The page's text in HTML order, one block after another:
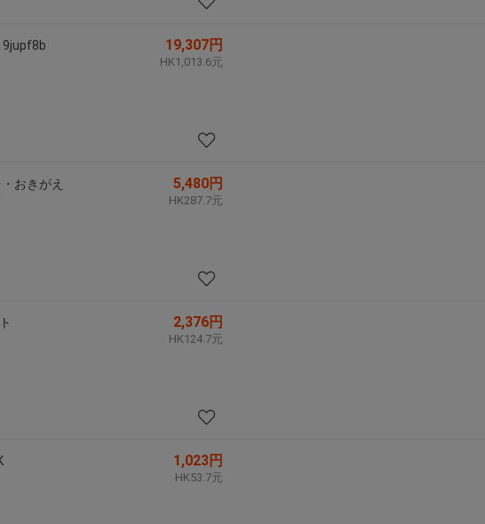
9jupf8b 19,307円
HK1,013.6元
おきがえ
5,480円
HK287.7元
2,376円
HK124.7元
1,023円
HK53.7元